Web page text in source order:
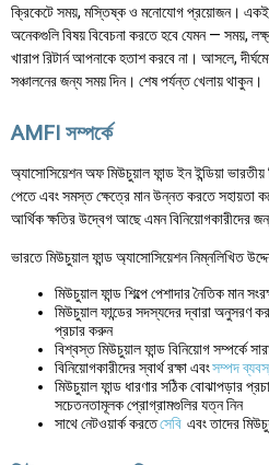
ক্রিকেটে সময়, মস্তিষ্ক ও মনোযোগ প্রয়োজন।
অনেকগুলি বিষয় বিবেচনা করতে হবে যেমন — সময়,
খারাপ রিটার্ন আপনাকে হতাশ করবে না। আসলে,
সঞ্চালনের জন্য সময় দিন। শেষ পর্যন্ত খেলায় থাকুন।
AMFI সম্পর্কে
অ্যাসোসিয়েশন অফ মিউচুয়াল ফান্ড ইন ইন্ডিয়া ভারতীয়
পেতে এবং সমস্ত ক্ষেত্রে মান উন্নত করতে সহায়তা
আর্থিক ক্ষতির উদ্বেগ আছে এমন
ভারতে মিউচুয়াল ফান্ড অ্যাসোসিয়েশন নিম্নলিখিত
মিউচুয়াল ফান্ড শিল্পে পেশাদার নৈতিক মান
মিউচুয়াল ফান্ডের সদস্যদের দ্বারা অনুসরণ
প্রচার করুন
বিশ্বস্ত মিউচুয়াল ফান্ড বিনিয়োগ সম্পর্কে
বিনিয়োগকারীদের স্বার্থ রক্ষা এবংসম্পদ
মিউচুয়াল ফান্ড ধারণার সঠিক বোঝাপড়ার
সচেতনতামূলক প্রোগ্রামগুলির যত্ন নিন
সাথে নেটওয়ার্ক করতেসেবি এবং তাদের